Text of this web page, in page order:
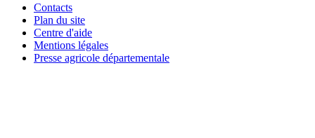
Contacts
Plan du site
Centre d'aide
Mentions légales
Presse agricole départementale